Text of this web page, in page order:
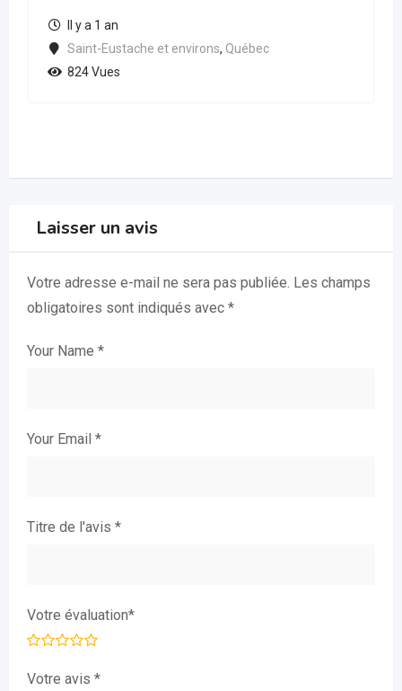
Il y a 1 an
Saint-Eustache et environs, Québec
824 Vues
Laisser un avis
Votre adresse e-mail ne sera pas publiée. Les champs
obligatoires sont indiqués avec *
Your Name *
Your Email *
Titre de l'avis *
Votre évaluation*
Votre avis *